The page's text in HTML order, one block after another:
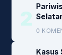
2
0
Kasus